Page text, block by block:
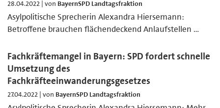
28.04.2022 | von BayernSPD Landtagsfraktion
Asylpolitische Sprecherin Alexandra Hiersemann:
Betroffene brauchen flächendeckend Anlaufstellen …
Fachkräftemangel in Bayern: SPD fordert schnelle
Umsetzung des
Fachkräfteeinwanderungsgesetzes
27.04.2022 | von BayernSPD Landtagsfraktion